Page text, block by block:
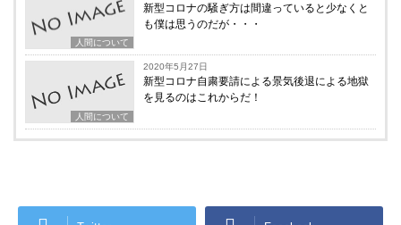
人間について
新型コロナの騒ぎ方は間違っていると少なくと
も僕は思うのだが・・・
人間について
2020年5月27日
新型コロナ自粛要請による景気後退による地獄
を見るのはこれからだ！